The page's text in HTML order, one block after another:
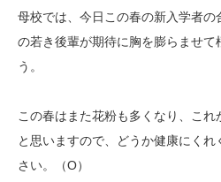
母校では、今日この春の新入学者の
の若き後輩が期待に胸を膨らませて
う。
この春はまた花粉も多くなり、こ
と思いますので、どうか健康にく
さい。（O）